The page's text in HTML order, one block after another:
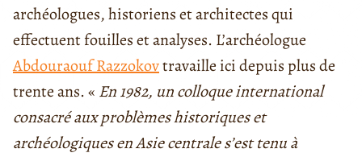
archéologues, historiens et architectes qui
effectuent fouilles et analyses. L’archéologue
Abdouraouf Razzokovtravaille ici depuis plus de
trente ans. « En 1982, un colloque international
consacré aux problèmes historiques et
archéologiques en Asie centrale s’est tenu à